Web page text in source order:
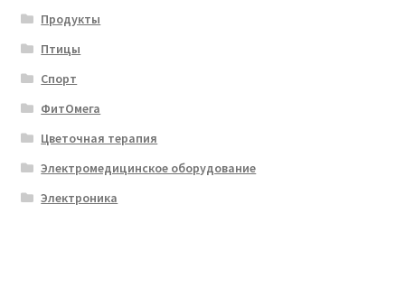
Продукты
Птицы
Спорт
ФитОмега
Цветочная терапия
Электромедицинское оборудование
Электроника